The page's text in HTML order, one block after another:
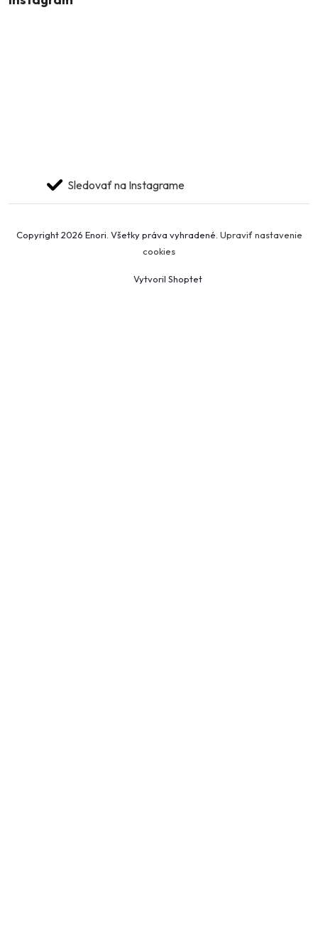
Sledovať na Instagrame
Vytvoril Shoptet
Copyright 2026 Enori. Všetky práva vyhradené. Upraviť nastavenie
cookies